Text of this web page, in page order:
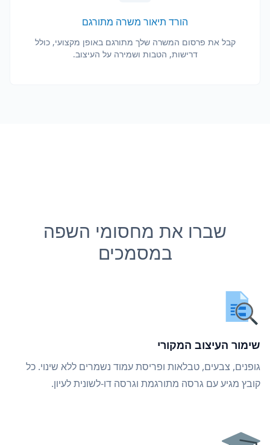
הורד תיאור משרה מתורגם
קבל את פרסום המשרה שלך מתורגם באופן מקצועי, כולל
דרישות, הטבות ושמירה על העיצוב.
שברו את מחסומי השפה
במסמכים
שימור העיצוב המקורי
גופנים, צבעים, טבלאות ופריסת עמוד נשמרים ללא שינוי. כל
קובץ מגיע עם גרסה מתורגמת וגרסה דו-לשונית לעיון.